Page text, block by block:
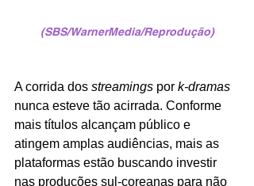
(SBS/WarnerMedia/Reprodução)
A corrida dos streamings por k-dramas
nunca esteve tão acirrada. Conforme
mais títulos alcançam público e
atingem amplas audiências, mais as
plataformas estão buscando investir
nas produções sul-coreanas para não